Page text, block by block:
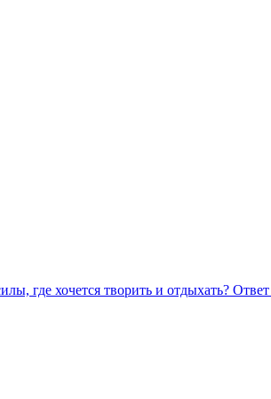
где хочется творить и отдыхать?